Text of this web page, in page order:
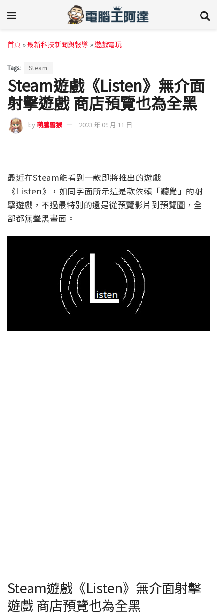
首頁 »最新科技新聞與報導 »遊戲電玩
Tags: Steam
Steam遊戲《Listen》無介面
射擊遊戲 商店預覽也為全黑
by 萌朧雪猴 2023 年 09 月 11 日
最近在Steam能看到一款即將推出的遊戲
《Listen》，如同字面所示這是款依賴「聽覺」的射
擊遊戲，不過最特別的還是從預覽影片到預覽圖，全
部都無聲黑畫面。
Steam遊戲《Listen》無介面射擊
遊戲 商店預覽也為全黑